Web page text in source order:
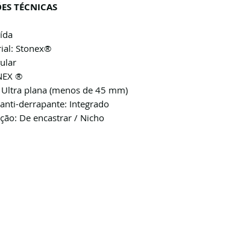
TÉCNICAS
Stonex®
®
plana (menos de 45 mm)
derrapante: Integrado
De encastrar / Nicho